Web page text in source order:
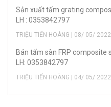
Sản xuất tấm grating
LH : 0353842797
TRIỆU TIẾN HOÀNG | 08/ 05/ 2022
Bán tấm sàn FRP composite
LH: 0353842797
TRIỆU TIẾN HOÀNG | 04/ 05/ 2022